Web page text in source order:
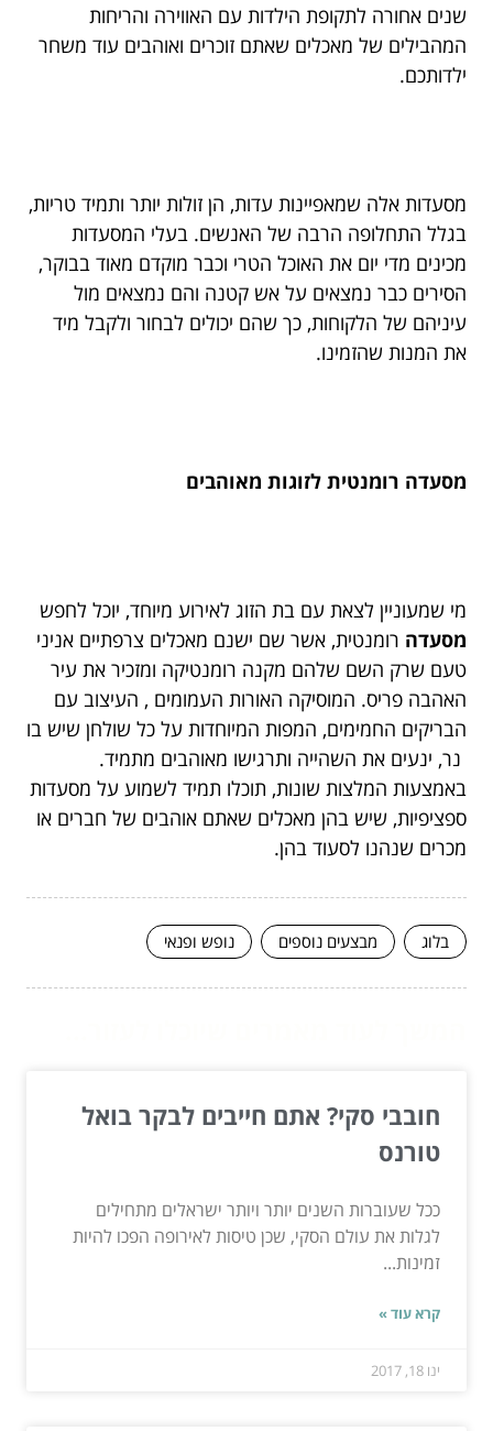
שנים אחורה לתקופת הילדות עם האווירה והריחות
המהבילים של מאכלים שאתם זוכרים ואוהבים עוד משחר
ילדותכם.
מסעדות אלה שמאפיינות עדות, הן זולות יותר ותמיד טריות,
בגלל התחלופה הרבה של האנשים. בעלי המסעדות
מכינים מדי יום את האוכל הטרי וכבר מוקדם מאוד בבוקר,
הסירים כבר נמצאים על אש קטנה והם נמצאים מול
עיניהם של הלקוחות, כך שהם יכולים לבחור ולקבל מיד
את המנות שהזמינו.
מסעדה רומנטית לזוגות מאוהבים
מי שמעוניין לצאת עם בת הזוג לאירוע מיוחד, יוכל לחפש
מסעדה רומנטית, אשר שם ישנם מאכלים צרפתיים אניני
טעם שרק השם שלהם מקנה רומנטיקה ומזכיר את עיר
האהבה פריס. המוסיקה האורות העמומים , העיצוב עם
הבריקים החמימים, המפות המיוחדות על כל שולחן שיש בו
נר, ינעים את השהייה ותרגישו מאוהבים מתמיד.
באמצעות המלצות שונות, תוכלו תמיד לשמוע על מסעדות
ספציפיות, שיש בהן מאכלים שאתם אוהבים של חברים או
מכרים שנהנו לסעוד בהן.
בלוג מבצעים נוספים נופש ופנאי
חובבי סקי? אתם חייבים לבקר בואל
טורנס
ככל שעוברות השנים יותר ויותר ישראלים מתחילים
לגלות את עולם הסקי, שכן טיסות לאירופה הפכו להיות
זמינות...
קרא עוד »
ינו 18, 2017